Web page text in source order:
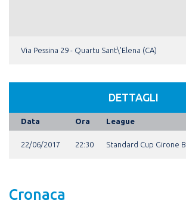
Via Pessina 29 - Quartu Sant\'Elena (CA)
DETTAGLI
Data Ora League
22/06/2017 22:30 Standard Cup Girone B
Cronaca